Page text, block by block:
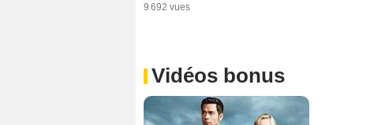
9 692 vues
Vidéos bonus